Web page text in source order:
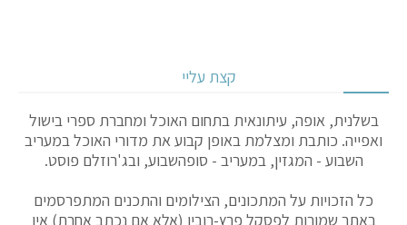
קצת עליי
בשלנית, אופה, עיתונאית בתחום האוכל ומחברת ספרי בישול
ואפייה. כותבת ומצלמת באופן קבוע את מדורי האוכל במעריב
השבוע - המגזין, במעריב - סופהשבוע, ובג'רוזלם פוסט.
כל הזכויות על המתכונים, הצילומים והתכנים המתפרסמים
באתר שמורות לפסקל פרץ-רובין (אלא אם נכתב אחרת) אין